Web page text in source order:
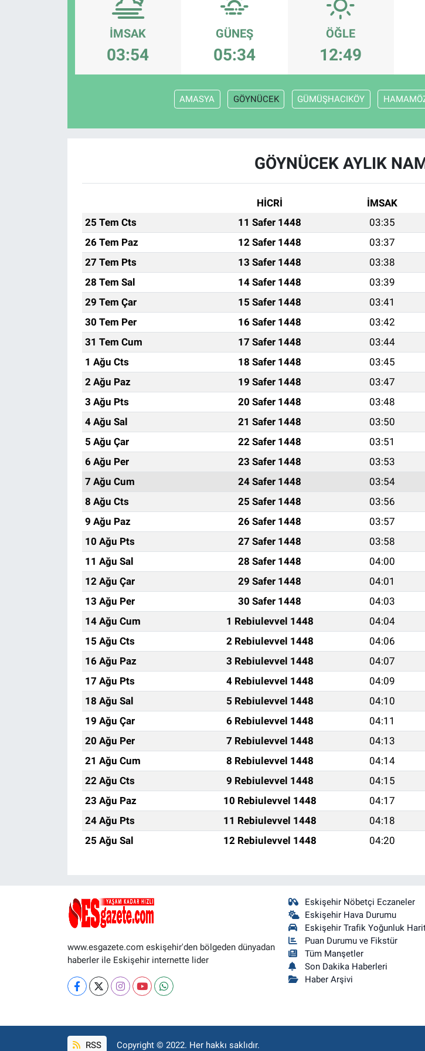
İMSAK
03:54
GÜNEŞ
05:34
ÖĞLE
12:49
AMASYA GÖYNÜCEK GÜMÜŞHACIKÖY
GÖYNÜCEK AYLIK
HİCRİ İMSAK
25 Tem Cts
11 Safer 1448 03:35
26 Tem Paz
12 Safer 1448 03:37
27 Tem Pts
13 Safer 1448 03:38
28 Tem Sal
14 Safer 1448 03:39
29 Tem Çar
15 Safer 1448 03:41
30 Tem Per
16 Safer 1448 03:42
31 Tem Cum
17 Safer 1448 03:44
1 Ağu Cts
18 Safer 1448 03:45
2 Ağu Paz
19 Safer 1448 03:47
3 Ağu Pts
20 Safer 1448 03:48
4 Ağu Sal
21 Safer 1448 03:50
5 Ağu Çar
22 Safer 1448 03:51
6 Ağu Per
23 Safer 1448 03:53
7 Ağu Cum
24 Safer 1448 03:54
8 Ağu Cts
25 Safer 1448 03:56
9 Ağu Paz
26 Safer 1448 03:57
10 Ağu Pts
27 Safer 1448 03:58
11 Ağu Sal
28 Safer 1448 04:00
12 Ağu Çar
29 Safer 1448 04:01
13 Ağu Per
30 Safer 1448 04:03
14 Ağu Cum
1 Rebiulevvel 1448 04:04
15 Ağu Cts
2 Rebiulevvel 1448 04:06
16 Ağu Paz
3 Rebiulevvel 1448 04:07
17 Ağu Pts
4 Rebiulevvel 1448 04:09
18 Ağu Sal
5 Rebiulevvel 1448 04:10
19 Ağu Çar
6 Rebiulevvel 1448 04:11
20 Ağu Per
7 Rebiulevvel 1448 04:13
21 Ağu Cum
8 Rebiulevvel 1448 04:14
22 Ağu Cts
9 Rebiulevvel 1448 04:15
23 Ağu Paz
10 Rebiulevvel 1448 04:17
24 Ağu Pts
11 Rebiulevvel 1448 04:18
25 Ağu Sal
12 Rebiulevvel 1448 04:20
www.esgazete.com eskişehir'den bölgeden dünyadan
haberler ile Eskişehir internette lider
Eskişehir Nöbetçi Eczaneler
Eskişehir Hava Durumu
Eskişehir Trafik Yoğunluk
Puan Durumu ve Fikstür
Tüm Manşetler
Son Dakika Haberleri
Haber Arşivi
RSS Copyright © 2022. Her hakkı saklıdır.
Bilim ve Teknoloji